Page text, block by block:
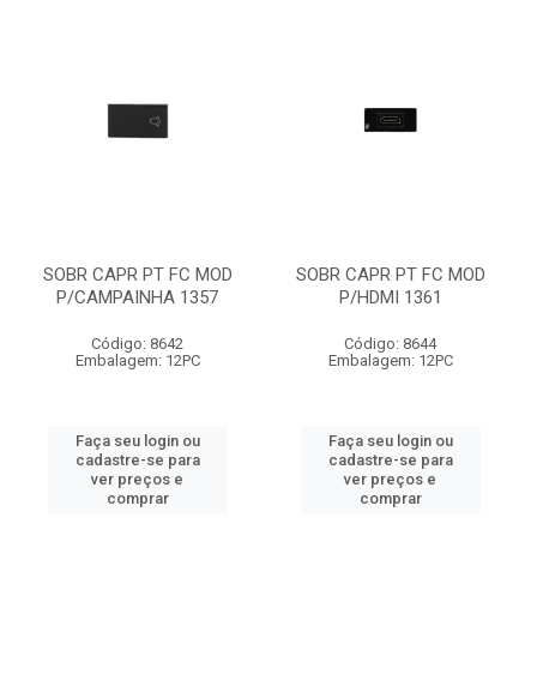
SOBR CAPR PT FC MOD
P/CAMPAINHA 1357
Código: 8642
Embalagem: 12PC
Faça seu login ou
cadastre-se para
ver preços e
comprar
SOBR CAPR PT FC MOD
P/HDMI 1361
Código: 8644
Embalagem: 12PC
Faça seu login ou
cadastre-se para
ver preços e
comprar